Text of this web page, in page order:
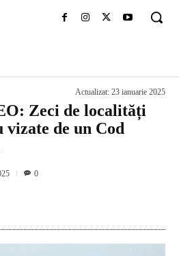
Actualizat: 23 ianuarie 2025
Zeci de localități
de un Cod
0